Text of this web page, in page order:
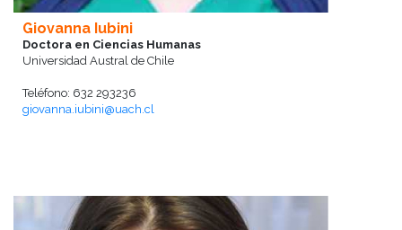
Giovanna Iubini
Doctora en Ciencias Humanas
Universidad Austral de Chile
Teléfono: 632 293236
giovanna.iubini@uach.cl